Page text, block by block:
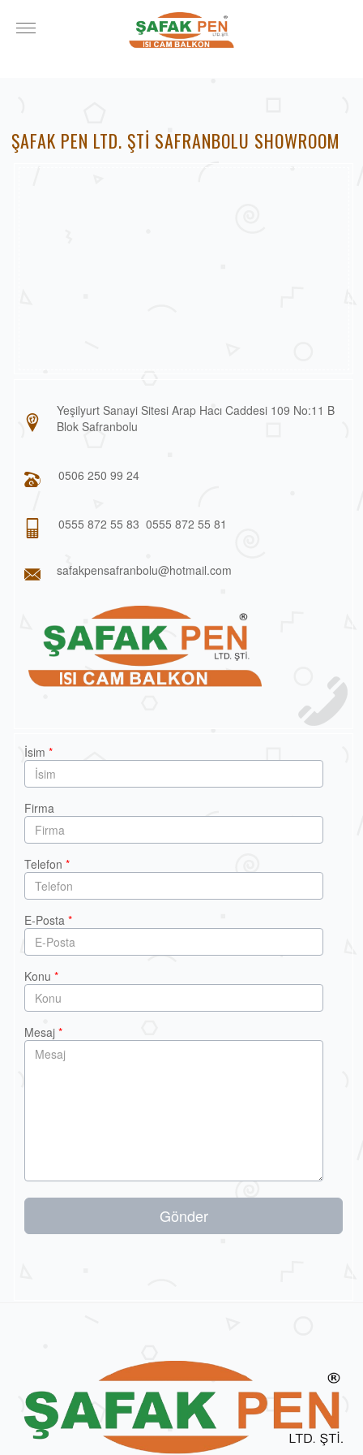
ŞAFAK PEN LTD. ŞTİ SAFRANBOLU SHOWROOM
Yeşilyurt Sanayi Sitesi Arap Hacı Caddesi 109 No:11 B
Blok Safranbolu
0506 250 99 24
0555 872 55 83 0555 872 55 81
safakpensafranbolu@hotmail.com
İsim*
Firma
Telefon*
E-Posta*
Konu*
Mesaj*
Gönder